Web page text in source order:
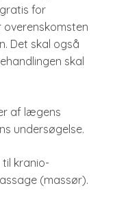
for
Det skal også
skal
af lægens
undersøgelse.​
til kranio-
(massør).